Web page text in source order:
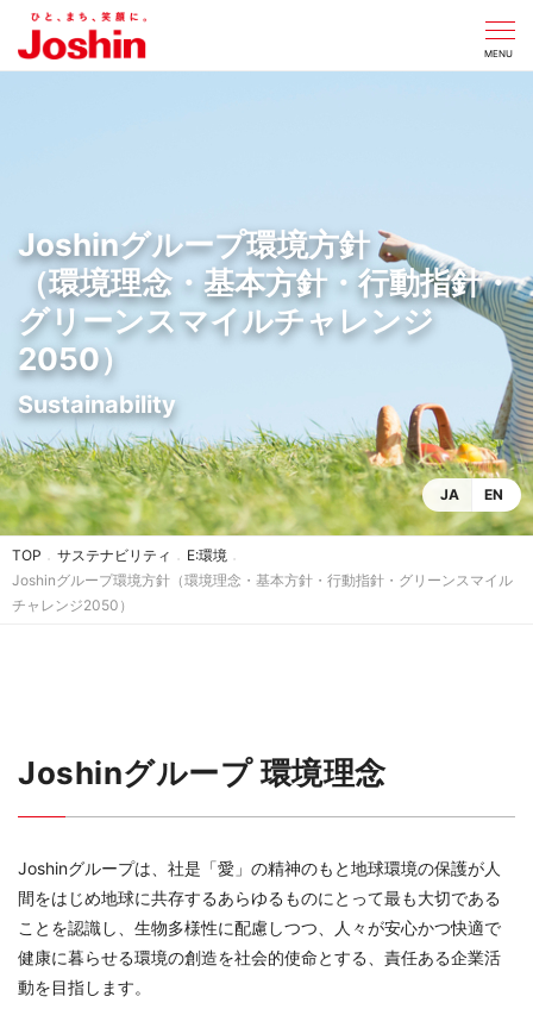
MENU
Joshinグループ環境方針
（環境理念・基本方針・行動指針・
グリーンスマイルチャレンジ
2050）
JA EN
TOP サステナビリティ
E:環境
Joshinグループ環境方針 （環境理念・基本方針・行動指針・グリーンスマイル
チャレンジ2050）
Joshinグループ 環境理念
Joshinグループは、社是「愛」の精神のもと地球環境の保護が人
間をはじめ地球に共存するあらゆるものにとって最も大切である
ことを認識し、生物多様性に配慮しつつ、人々が安心かつ快適で
健康に暮らせる環境の創造を社会的使命とする、責任ある企業活
動を目指します。